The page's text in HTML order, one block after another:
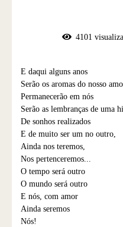
4101
E daqui alguns anos
Serão os aromas do nosso
Permanecerão em nós
Serão as lembranças de uma
De sonhos realizados
E de muito ser um no outro,
Ainda nos teremos,
Nos pertenceremos...
O tempo será outro
O mundo será outro
E nós, com amor
Ainda seremos
Nós!